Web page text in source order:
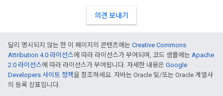
의견 보내기
달리 명시되지 않는 한 이 페이지의 콘텐츠에는 Creative Commons
Attribution 4.0 라이선스에 따라 라이선스가 부여되며, 코드 샘플에는 Apache
2.0 라이선스에 따라 라이선스가 부여됩니다. 자세한 내용은 Google
Developers 사이트 정책을 참조하세요. 자바는 Oracle 및/또는 Oracle 계열사
의 등록 상표입니다.